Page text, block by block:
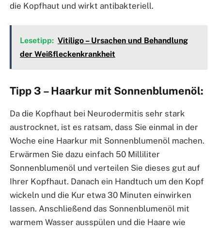
die Kopfhaut und wirkt antibakteriell.
Lesetipp: Vitiligo – Ursachen und Behandlung
der Weißfleckenkrankheit
Tipp 3 – Haarkur mit Sonnenblumenöl:
Da die Kopfhaut bei Neurodermitis sehr stark
austrocknet, ist es ratsam, dass Sie einmal in der
Woche eine Haarkur mit Sonnenblumenöl machen.
Erwärmen Sie dazu einfach 50 Milliliter
Sonnenblumenöl und verteilen Sie dieses gut auf
Ihrer Kopfhaut. Danach ein Handtuch um den Kopf
wickeln und die Kur etwa 30 Minuten einwirken
lassen. Anschließend das Sonnenblumenöl mit
warmem Wasser ausspülen und die Haare wie